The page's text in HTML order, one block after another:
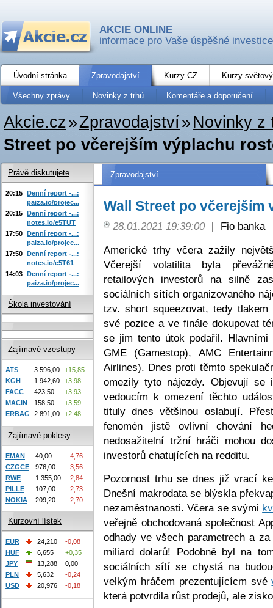
AKCIE ONLINE
informace pro Vaše úspěšné investice
Úvodní stránka Zpravodajství Kurzy CZ Kurzy
Všechny zprávy Novinky z trhů Komentáře a doporučení
Akcie.cz»Zpravodajství» Novinky z
Street po včerejším výplachu
Zpravodajství
Wall Street po včerejším
28.01.2021 19:39:00 |
Fio banka
Americké trhy včera zažily
Včerejší volatilita byla
retailových investorů na silně
sociálních sítích organizovaného
tzv. short squeezovat, tedy
své pozice a ve finále dokupovat
se jim tento útok podařil.
GME (Gamestop), AMC
Airlines). Dnes proti těmto
omezily tyto nájezdy. Objevují se
vedoucím k omezení těchto
tituly dnes většinou oslabují.
fenomén jistě ovlivní chování
nedosažitelní tržní hráči mohou
investorů chatujících na redditu.
Pozornost trhu se dnes již vrací
Dnešní makrodata se blýskla
nezaměstnanosti. Včera se svými
veřejně obchodovaná společnost
odhady ve všech parametrech a
miliard dolarů! Podobně byl na
sociálních sítí se chystá na
velkým hráčem prezentujícícm své
která potvrdila růst prodejů, ale
Právě diskutujete
20:15 Denní report -...:
paiza.io/projec...
20:15 Denní report -...:
notes.io/e5TUT
17:50 Denní report -...:
paiza.io/projec...
17:50 Denní report -...:
notes.io/e5T61
14:03 Denní report -...:
paiza.io/projec...
Škola investování
Zajímavé vzestupy
ATS 3 596,00
+15,85
KGH
1 942,60
+3,98
FACC
423,50
+3,93
MACIN
158,50
+3,59
ERBAG
2 891,00 +2,48
Zajímavé poklesy
EMAN 40,00
-4,76
CZGCE
976,00
-3,56
RWE
1 355,00
-2,84
PILLE
107,00
-2,73
NOKIA
209,20 -2,70
Kurzovní lístek
EUR 24,210
-0,08
HUF
6,655
+0,35
JPY
13,288
0,00
PLN
5,632
-0,24
USD
20,976 -0,18